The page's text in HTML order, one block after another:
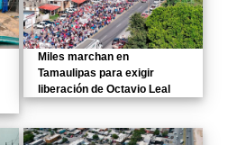
Miles marchan en
Tamaulipas para exigir
liberación de Octavio Leal